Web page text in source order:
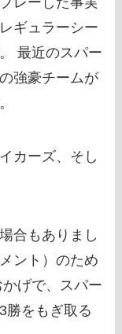
ギュラーシー
最近のスパー
強豪チームが
カーズ、そし
合もありまし
ント）のため
げで、スパー
勝をもぎ取る